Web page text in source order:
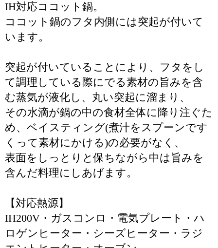
IH対応ココット鍋。
ココット鍋のフタ内側には突起が付いて
います。
突起が付いていることにより、フタをし
て調理している際にでる素材の旨みを含
む蒸気が液化し、丸い突起に溜まり、
その水滴が鍋の中の食材全体に降り注ぐた
め、ベイスティング(煮汁をスプーンです
くって素材にかける)の必要がなく、
表面をしっとりと保ちながら中は旨みを
含んだ料理にしあげます。
【対応熱源】
IH200V・ガスコンロ・電気プレート・ハ
ロゲンヒーター・シーズヒーター・ラジ